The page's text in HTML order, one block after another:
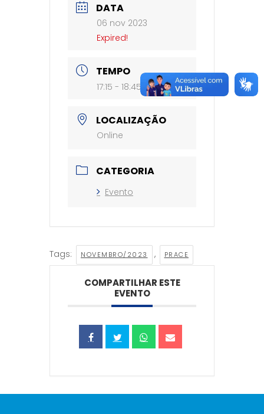
DATA
06 nov 2023
Expired!
TEMPO
17:15 - 18:45
LOCALIZAÇÃO
Online
CATEGORIA
Evento
Tags: NOVEMBRO/2023 , PRACE
COMPARTILHAR ESTE
EVENTO